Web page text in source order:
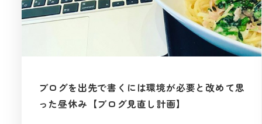
ブログを出先で書くには環境が必要と改めて思
った昼休み【ブログ見直し計画】